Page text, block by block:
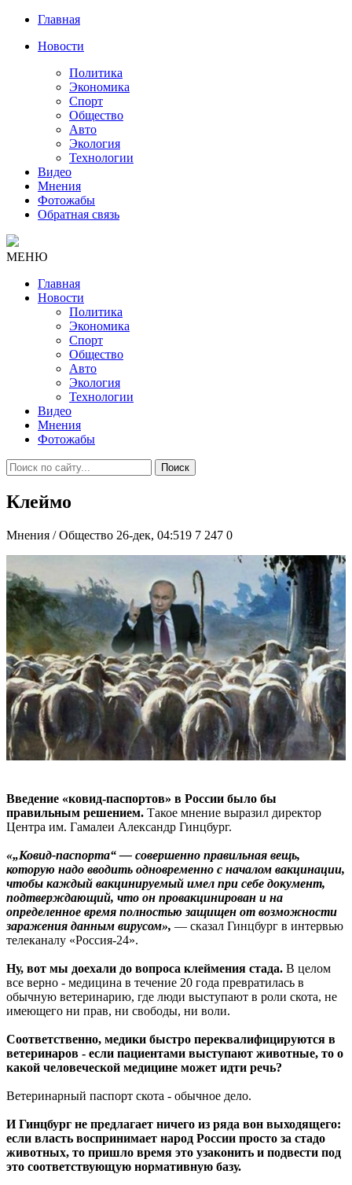
Главная
Новости
Политика
Экономика
Спорт
Общество
Авто
Экология
Технологии
Видео
Мнения
Фотожабы
Обратная связь
МЕНЮ
Главная
Новости
Политика
Экономика
Спорт
Общество
Авто
Экология
Технологии
Видео
Мнения
Фотожабы
Поиск
Клеймо
Мнения / Общество 26-дек, 04:519 7 247 0
Введение «ковид-паспортов» в России было бы
правильным решением. Такое мнение выразил директор
Центра им. Гамалеи Александр Гинцбург.
«„Ковид-паспорта“ — совершенно правильная вещь,
которую надо вводить одновременно с началом вакцинации,
чтобы каждый вакцинируемый имел при себе документ,
подтверждающий, что он провакцинирован и на
определенное время полностью защищен от возможности
заражения данным вирусом», — сказал Гинцбург в интервью
телеканалу «Россия-24».
Ну, вот мы доехали до вопроса клеймения стада. В целом
все верно - медицина в течение 20 года превратилась в
обычную ветеринарию, где люди выступают в роли скота, не
имеющего ни прав, ни свободы, ни воли.
Соответственно, медики быстро переквалифицируются в
ветеринаров - если пациентами выступают животные, то о
какой человеческой медицине может идти речь?
Ветеринарный паспорт скота - обычное дело.
И Гинцбург не предлагает ничего из ряда вон выходящего:
если власть воспринимает народ России просто за стадо
животных, то пришло время это узаконить и подвести под
это соответствующую нормативную базу.